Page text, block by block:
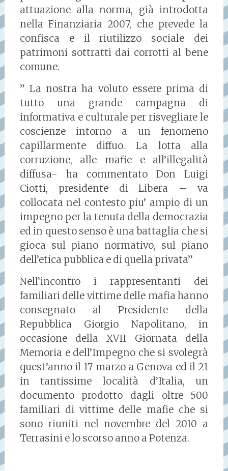
attuazione alla norma, già introdotta
nella Finanziaria 2007, che prevede la
confisca e il riutilizzo sociale dei
patrimoni sottratti dai corrotti al bene
comune.
” La nostra ha voluto essere prima di
tutto una grande campagna di
informativa e culturale per risvegliare le
coscienze intorno a un fenomeno
capillarmente diffuo. La lotta alla
corruzione, alle mafie e all’illegalità
diffusa- ha commentato Don Luigi
Ciotti, presidente di Libera – va
collocata nel contesto piu’ ampio di un
impegno per la tenuta della democrazia
ed in questo senso è una battaglia che si
gioca sul piano normativo, sul piano
dell’etica pubblica e di quella privata”
Nell’incontro i rappresentanti dei
familiari delle vittime delle mafia hanno
consegnato al Presidente della
Repubblica Giorgio Napolitano, in
occasione della XVII Giornata della
Memoria e dell’Impegno che si svolegrà
quest’anno il 17 marzo a Genova ed il 21
in tantissime località d’Italia, un
documento prodotto dagli oltre 500
familiari di vittime delle mafie che si
sono riuniti nel novembre del 2010 a
Terrasini e lo scorso anno a Potenza.